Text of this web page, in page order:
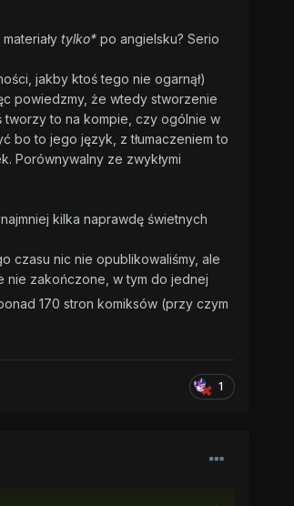
tylko*po angielsku? Serio
jakby ktoś tego nie ogarnął)
powiedzmy, że wtedy stworzenie
tworzy to na kompie, czy ogólnie w
bo to jego język, z tłumaczeniem to
Porównywalny ze zwykłymi
kilka naprawdę świetnych
czasu nic nie opublikowaliśmy, ale
nie zakończone, w tym do jednej
170 stron komiksów (przy czym
1